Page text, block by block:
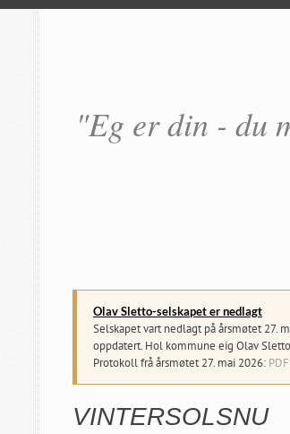
"Eg er din - du
Olav Sletto-selskapet er nedlagt
Selskapet vart nedlagt på årsmøtet 27.
oppdatert. Hol kommune eig Olav
Protokoll frå årsmøtet 27. mai 2026: PDF
VINTERSOLSNU